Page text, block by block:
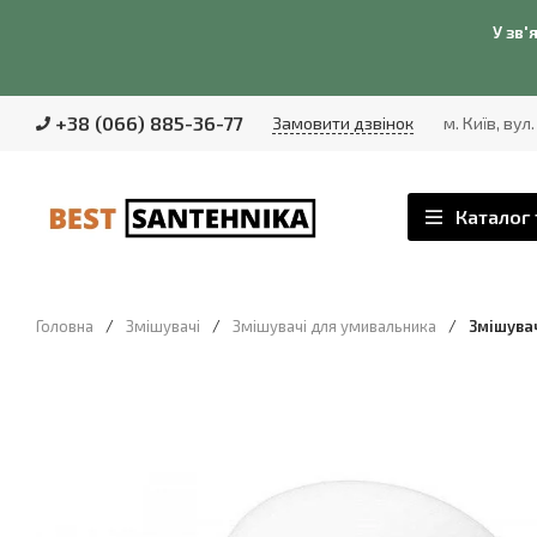
У
+38 (066) 885-36-77 Замовити дзвінок м. Київ,
Каталог
Головна / Змішувачі / Змішувачі для умивальника /